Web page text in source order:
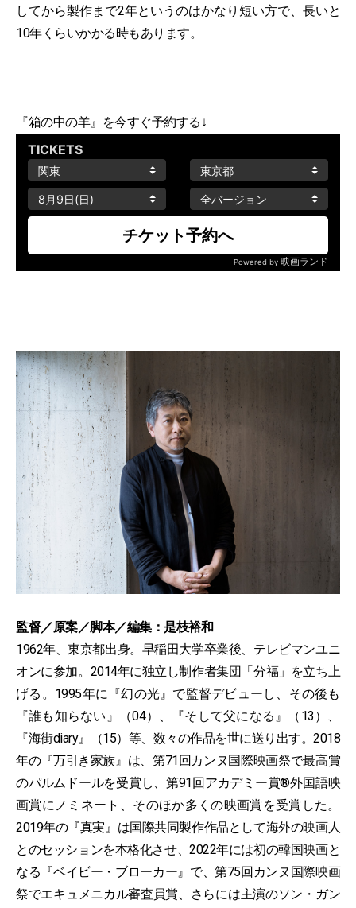
してから製作まで2年というのはかなり短い方で、長いと
10年くらいかかる時もあります。
『箱の中の羊』を今すぐ予約する↓
監督／原案／脚本／編集：是枝裕和
1962年、東京都出身。早稲田大学卒業後、テレビマンユニ
オンに参加。2014年に独立し制作者集団「分福」を立ち上
げる。1995年に『幻の光』で監督デビューし、その後も
『誰も知らない』（04）、『そして父になる』（13）、
『海街diary』（15）等、数々の作品を世に送り出す。2018
年の『万引き家族』は、第71回カンヌ国際映画祭で最高賞
のパルムドールを受賞し、第91回アカデミー賞®外国語映
画賞にノミネート、そのほか多くの映画賞を受賞した。
2019年の『真実』は国際共同製作作品として海外の映画人
とのセッションを本格化させ、2022年には初の韓国映画と
なる『ベイビー・ブローカー』で、第75回カンヌ国際映画
祭でエキュメニカル審査員賞、さらには主演のソン・ガン